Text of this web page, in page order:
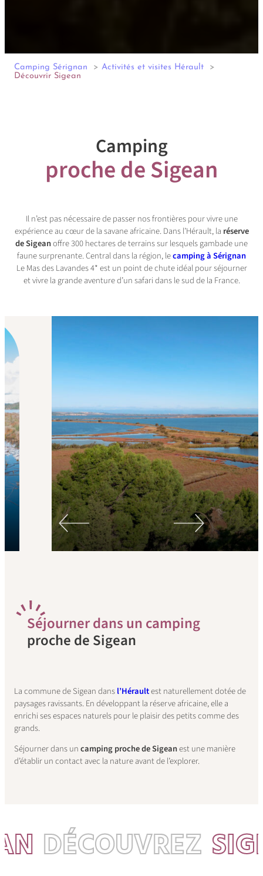
Camping Sérignan
Activités et visites Hérault
Découvrir Sigean
Camping
proche de Sigean
Il n’est pas nécessaire de passer nos frontières pour vivre une
expérience au cœur de la savane africaine. Dans l’Hérault, la réserve
de Sigeanoffre 300 hectares de terrains sur lesquels gambade une
faune surprenante. Central dans la région, lecampingà Sérignan
Le Mas des Lavandes 4* est un point de chute idéal pour séjourner
et vivre la grande aventure d’un safari dans le sud de la France.
Séjourner dans un camping
proche de Sigean
La commune de Sigean dansl’Héraultest naturellement dotée de
paysages ravissants. En développant la réserve africaine, elle a
enrichi ses espaces naturels pour le plaisir des petits comme des
grands.
Séjourner dans uncamping proche de Sigeanest une manière
d’établir un contact avec la nature avant de l’explorer.
DÉCOUVREZ